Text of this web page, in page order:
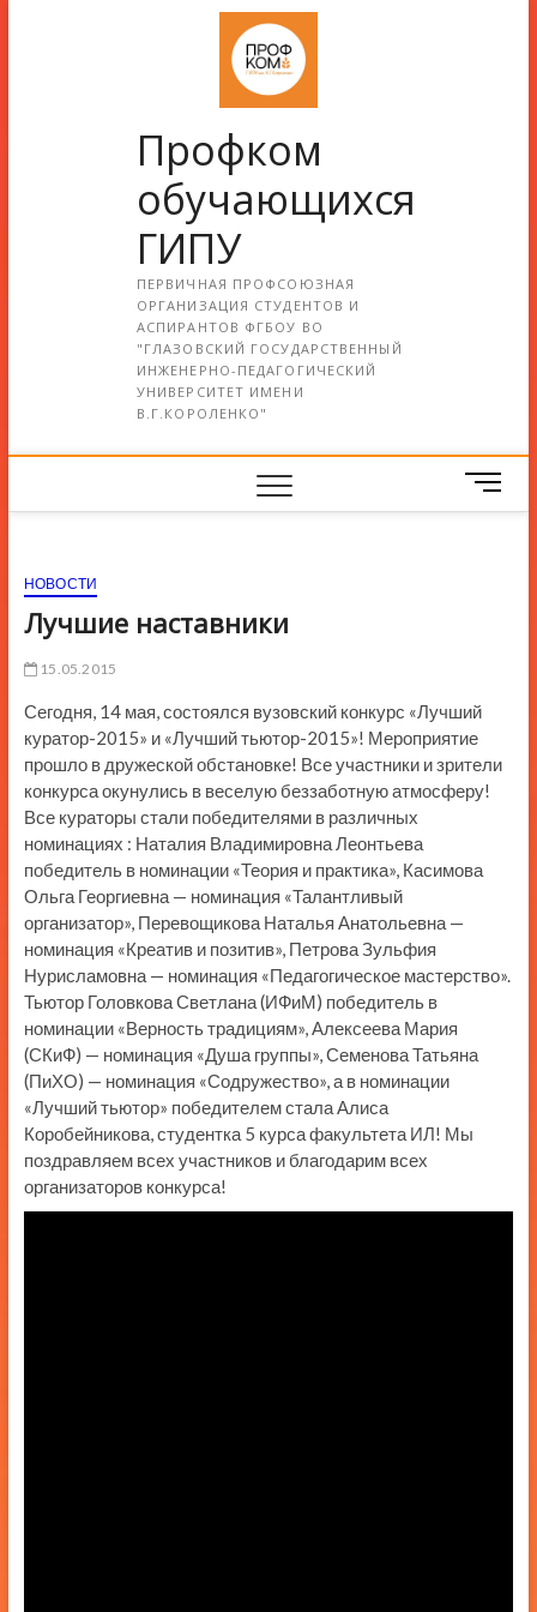
Профком
обучающихся
ГИПУ
ПЕРВИЧНАЯ ПРОФСОЮЗНАЯ
ОРГАНИЗАЦИЯ СТУДЕНТОВ И
АСПИРАНТОВ ФГБОУ ВО
"ГЛАЗОВСКИЙ ГОСУДАРСТВЕННЫЙ
ИНЖЕНЕРНО-ПЕДАГОГИЧЕСКИЙ
УНИВЕРСИТЕТ ИМЕНИ
В.Г.КОРОЛЕНКО"
М
е
и
НОВОСТИ
Лучшие наставники
15.05.2015
Сегодня, 14 мая, состоялся вузовский конкурс «Лучший
куратор-2015» и «Лучший тьютор-2015»! Мероприятие
прошло в дружеской обстановке! Все участники и зрители
конкурса окунулись в веселую беззаботную атмосферу!
Все кураторы стали победителями в различных
номинациях : Наталия Владимировна Леонтьева
победитель в номинации «Теория и практика», Касимова
Ольга Георгиевна — номинация «Талантливый
организатор», Перевощикова Наталья Анатольевна —
номинация «Креатив и позитив», Петрова Зульфия
Нурисламовна — номинация «Педагогическое мастерство».
Тьютор Головкова Светлана (ИФиМ) победитель в
номинации «Верность традициям», Алексеева Мария
(СКиФ) — номинация «Душа группы», Семенова Татьяна
(ПиХО) — номинация «Содружество», а в номинации
«Лучший тьютор» победителем стала Алиса
Коробейникова, студентка 5 курса факультета ИЛ! Мы
поздравляем всех участников и благодарим всех
организаторов конкурса!